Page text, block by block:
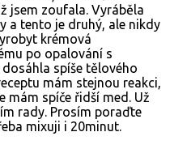
jsem zoufala. Vyráběla
a tento je druhý, ale nikdy
krémová
po opalování s
spíše tělového
mám stejnou reakci,
mám spíče řidší med. Už
rady. Prosím poraďte
mixuji i 20minut.